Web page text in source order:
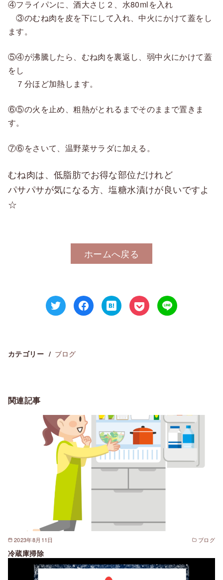
④フライパンに、酒大さじ２、水80mlを入れ
③のむね肉を皮を下にして入れ、中火にかけて蓋をし
ます。
⑤④が沸騰したら、むね肉を裏返し、弱中火にかけて蓋
をし
７分ほど加熱します。
⑥⑤の火を止め、粗熱がとれるまでそのままで置きま
す。
⑦⑥をさいて、温野菜サラダに加える。
むね肉は、低脂肪でお得な部位だけれど
パサパサが気になる方、塩糖水漬けが良いですよ
☆
ホームへ戻る
カテゴリー ブログ
関連記事
2023年8月11日 ブログ
冷蔵庫掃除